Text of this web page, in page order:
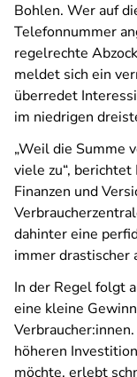
Bohlen. Wer auf
Telefonnummer
regelrechte
meldet sich ein
überredet
im niedrigen
„Weil die Summe
viele zu“,
Finanzen und
dahinter eine
immer drastischer
In der Regel folgt
eine kleine
höheren
möchte, erlebt